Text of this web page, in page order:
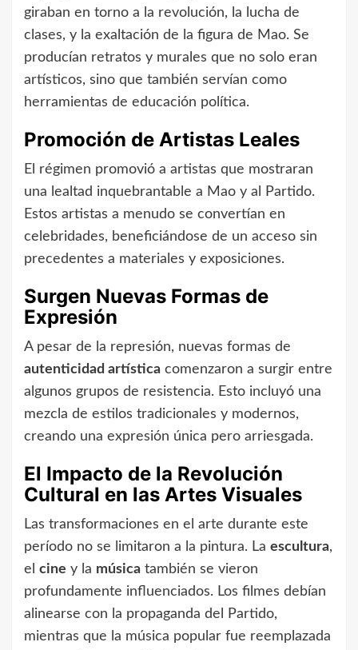
giraban en torno a la revolución, la lucha de
clases, y la exaltación de la figura de Mao. Se
producían retratos y murales que no solo eran
artísticos, sino que también servían como
herramientas de educación política.
Promoción de Artistas Leales
El régimen promovió a artistas que mostraran
una lealtad inquebrantable a Mao y al Partido.
Estos artistas a menudo se convertían en
celebridades, beneficiándose de un acceso sin
precedentes a materiales y exposiciones.
Surgen Nuevas Formas de
Expresión
A pesar de la represión, nuevas formas de
autenticidad artística comenzaron a surgir entre
algunos grupos de resistencia. Esto incluyó una
mezcla de estilos tradicionales y modernos,
creando una expresión única pero arriesgada.
El Impacto de la Revolución
Cultural en las Artes Visuales
Las transformaciones en el arte durante este
período no se limitaron a la pintura. La escultura,
el cine y la música también se vieron
profundamente influenciados. Los filmes debían
alinearse con la propaganda del Partido,
mientras que la música popular fue reemplazada